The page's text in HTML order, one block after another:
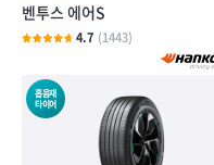
벤투스 에어S
4.7 (1443)
흡음재
타이어